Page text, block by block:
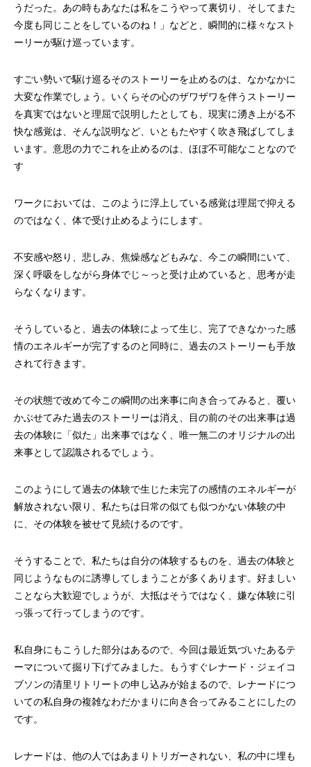
うだった。あの時もあなたは私をこうやって裏切り、そしてまた
今度も同じことをしているのね！」などと、瞬間的に様々なスト
ーリーが駆け巡っています。
すごい勢いで駆け巡るそのストーリーを止めるのは、なかなかに
大変な作業でしょう。いくらその心のザワザワを伴うストーリー
を真実ではないと理屈で説明したとしても、現実に湧き上がる不
快な感覚は、そんな説明など、いともたやすく吹き飛ばしてしま
います。意思の力でこれを止めるのは、ほぼ不可能なことなので
す
ワークにおいては、このように浮上している感覚は理屈で抑える
のではなく、体で受け止めるようにします。
不安感や怒り、悲しみ、焦燥感などもみな、今この瞬間にいて、
深く呼吸をしながら身体でじ～っと受け止めていると、思考が走
らなくなります。
そうしていると、過去の体験によって生じ、完了できなかった感
情のエネルギーが完了するのと同時に、過去のストーリーも手放
されて行きます。
その状態で改めて今この瞬間の出来事に向き合ってみると、覆い
かぶせてみた過去のストーリーは消え、目の前のその出来事は過
去の体験に「似た」出来事ではなく、唯一無二のオリジナルの出
来事として認識されるでしょう。
このようにして過去の体験で生じた未完了の感情のエネルギーが
解放されない限り、私たちは日常の似ても似つかない体験の中
に、その体験を被せて見続けるのです。
そうすることで、私たちは自分の体験するものを、過去の体験と
同じようなものに誘導してしまうことが多くあります。好ましい
ことなら大歓迎でしょうが、大抵はそうではなく、嫌な体験に引
っ張って行ってしまうのです。
私自身にもこうした部分はあるので、今回は最近気づいたあるテ
ーマについて掘り下げてみました。もうすぐレナード・ジェイコ
ブソンの清里リトリートの申し込みが始まるので、レナードにつ
いての私自身の複雑なわだかまりに向き合ってみることにしたの
です。
レナードは、他の人ではあまりトリガーされない、私の中に埋も